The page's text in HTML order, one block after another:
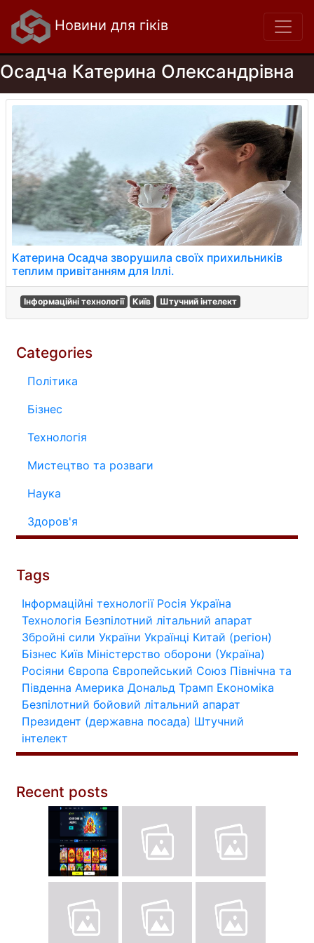
Новини для гіків
Осадча Катерина Олександрівна
Катерина Осадча зворушила своїх прихильників
теплим привітанням для Іллі.
Інформаційні технології Київ Штучний інтелект
Categories
Політика
Бізнес
Технологія
Мистецтво та розваги
Наука
Здоров'я
Tags
Інформаційні технології Росія Україна
Технологія Безпілотний літальний апарат
Збройні сили України Українці Китай (регіон)
Бізнес Київ Міністерство оборони (Україна)
Росіяни Європа Європейський Союз Північна та
Південна Америка Дональд Трамп Економіка
Безпілотний бойовий літальний апарат
Президент (державна посада) Штучний
інтелект
Recent posts